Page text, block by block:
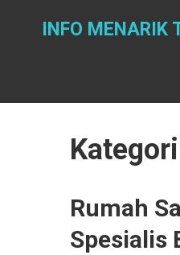
INFO
Rumah
Spesialis